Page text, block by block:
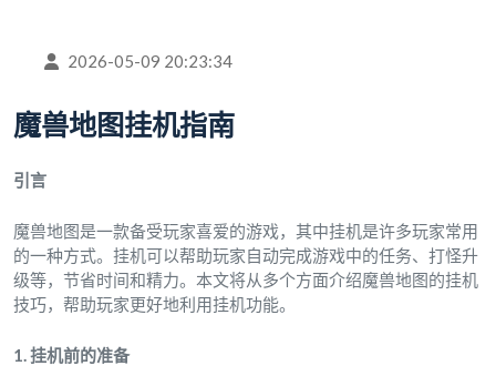
2026-05-09 20:23:34
魔兽地图挂机指南
引言
魔兽地图是一款备受玩家喜爱的游戏，其中挂机是许多玩家常用
的一种方式。挂机可以帮助玩家自动完成游戏中的任务、打怪升
级等，节省时间和精力。本文将从多个方面介绍魔兽地图的挂机
技巧，帮助玩家更好地利用挂机功能。
1. 挂机前的准备